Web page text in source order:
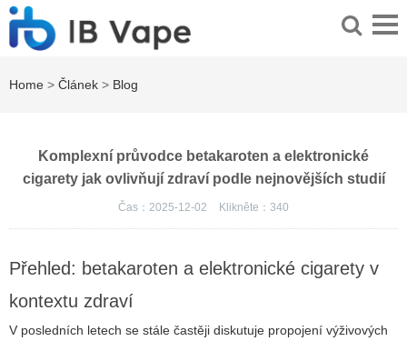
Home > Článek > Blog
Komplexní průvodce betakaroten a elektronické
cigarety jak ovlivňují zdraví podle nejnovějších studií
Čas：2025-12-02 Klikněte： 340
Přehled: betakaroten a elektronické cigarety v
kontextu zdraví
V posledních letech se stále častěji diskutuje propojení výživových